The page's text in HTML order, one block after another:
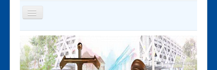
สลับ
วิ
เก
ชั่น
พ.ร.บ.ภาษีสรรพสามิต 2560
พระราชกฤษฎีกา